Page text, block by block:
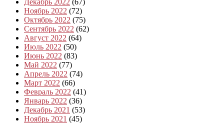
Декабрь 2022 (67)
Ноябрь 2022 (72)
Октябрь 2022 (75)
Сентябрь 2022 (62)
Август 2022 (64)
Июль 2022 (50)
Июнь 2022 (83)
Май 2022 (77)
Апрель 2022 (74)
Март 2022 (66)
Февраль 2022 (41)
Январь 2022 (36)
Декабрь 2021 (53)
Ноябрь 2021 (45)